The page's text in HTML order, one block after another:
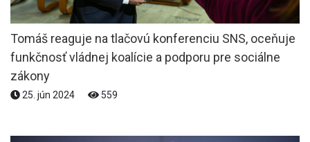
Tomáš reaguje na tlačovú konferenciu SNS, oceňuje
funkčnosť vládnej koalície a podporu pre sociálne
zákony
25. jún 2024 559